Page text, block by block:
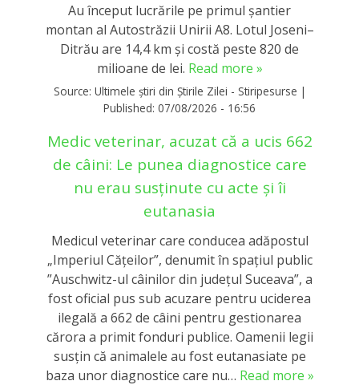
Au început lucrările pe primul șantier
montan al Autostrăzii Unirii A8. Lotul Joseni–
Ditrău are 14,4 km și costă peste 820 de
milioane de lei. Read more »
Source: Ultimele știri din Știrile Zilei - Stiripesurse |
Published: 07/08/2026 - 16:56
Medic veterinar, acuzat că a ucis 662
de câini: Le punea diagnostice care
nu erau susținute cu acte și îi
eutanasia
Medicul veterinar care conducea adăpostul
„Imperiul Căţeilor”, denumit în spaţiul public
”Auschwitz-ul câinilor din judeţul Suceava”, a
fost oficial pus sub acuzare pentru uciderea
ilegală a 662 de câini pentru gestionarea
cărora a primit fonduri publice. Oamenii legii
susțin că animalele au fost eutanasiate pe
baza unor diagnostice care nu… Read more »